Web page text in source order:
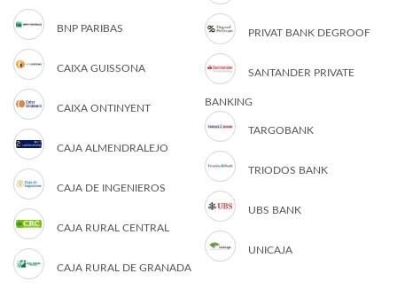
BNP PARIBAS
CAIXA GUISSONA
CAIXA ONTINYENT
CAJA ALMENDRALEJO
CAJA DE INGENIEROS
CAJA RURAL CENTRAL
CAJA RURAL DE GRANADA
PRIVAT BANK DEGROOF
SANTANDER PRIVATE
BANKING
TARGOBANK
TRIODOS BANK
UBS BANK
UNICAJA